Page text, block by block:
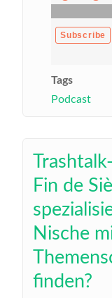
Tags
Podcast
Fin de
Nische
finden?